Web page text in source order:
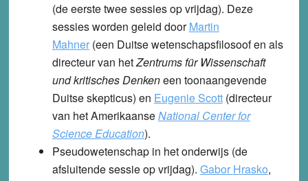
(de eerste twee sessies op vrijdag). Deze
sessies worden geleid doorMartin
Mahner(een Duitse wetenschapsfilosoof en als
directeur van hetZentrums für Wissenschaft
und kritisches Denkeneen toonaangevende
Duitse skepticus) en Eugenie Scott(directeur
van het AmerikaanseNational Center for
Science Education).
Pseudowetenschap in het onderwijs(de
afsluitende sessie op vrijdag). Gabor Hrasko,